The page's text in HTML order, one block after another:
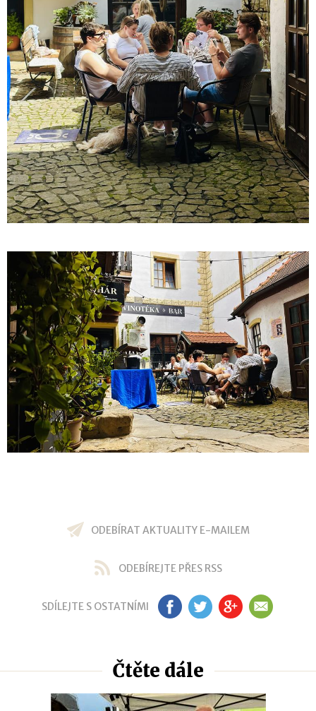
ODEBÍRAT AKTUALITY E-MAILEM
ODEBÍREJTE PŘES RSS
SDÍLEJTE S OSTATNÍMI FB TW GP EM
Čtěte dále